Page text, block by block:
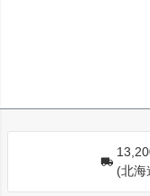
(北海